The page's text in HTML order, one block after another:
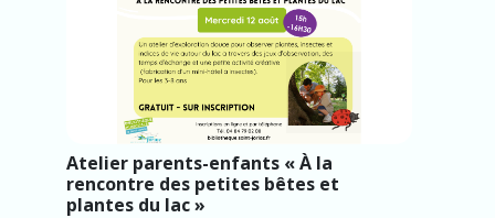
Atelier parents-enfants « À la
rencontre des petites bêtes et
plantes du lac »